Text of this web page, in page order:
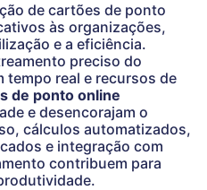
de cartões de ponto
às organizações,
e a eficiência.
preciso do
real e recursos de
de ponto online
e desencorajam o
cálculos automatizados,
e integração com
contribuem para